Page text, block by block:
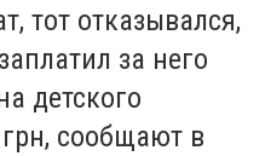
тот отказывался,
за него
детского
сообщают в